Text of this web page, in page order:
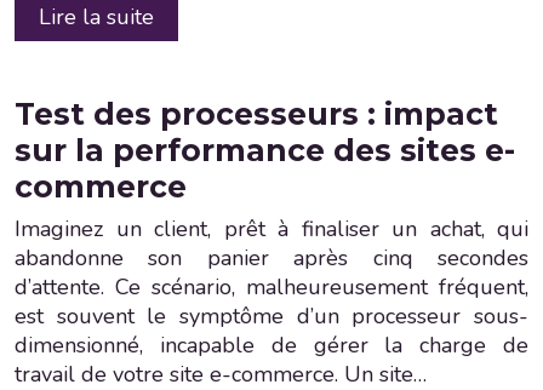
Lire la suite
Test des processeurs : impact
sur la performance des sites e-
commerce
Imaginez un client, prêt à finaliser un achat, qui
abandonne son panier après cinq secondes
d’attente. Ce scénario, malheureusement fréquent,
est souvent le symptôme d’un processeur sous-
dimensionné, incapable de gérer la charge de
travail de votre site e-commerce. Un site…